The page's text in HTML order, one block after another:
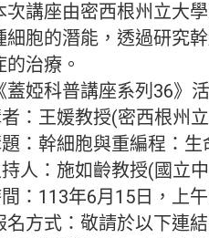
次講座由密西根州立大
細胞的潛能，透過研究
的治療。
蓋婭科普講座系列36》
：王媛教授(密西根州
：幹細胞與重編程：生
人：施如齡教授(國立
：113年6月15日，上
名方式：敬請於以下連